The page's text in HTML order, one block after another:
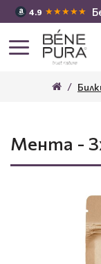
4.9 ★★★★★
Мента -